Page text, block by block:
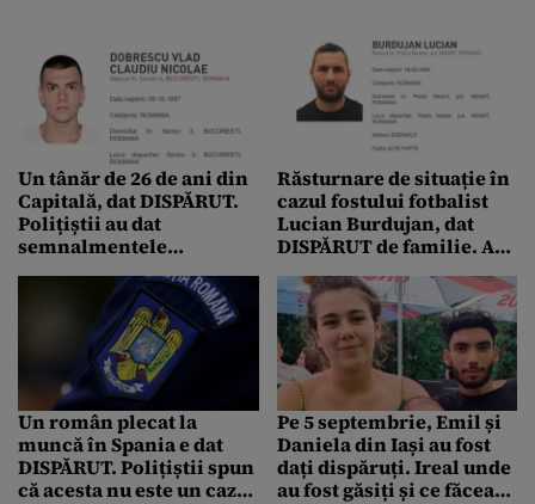
Un tânăr de 26 de ani din
Capitală, dat DISPĂRUT.
Polițiștii au dat
semnalmentele
cetățeni să sune la 112
dacă au informații
Răsturnare de situație în
cazul fostului fotbalist
Lucian Burdujan, dat
DISPĂRUT de familie. Au
informații despre el
Un român plecat la
muncă în Spania e dat
DISPĂRUT. Polițiștii spun
că acesta nu este un caz
Pe 5 septembrie, Emil și
Daniela din Iași au fost
dați dispăruți. Ireal unde
au fost găsiți și ce făceau,